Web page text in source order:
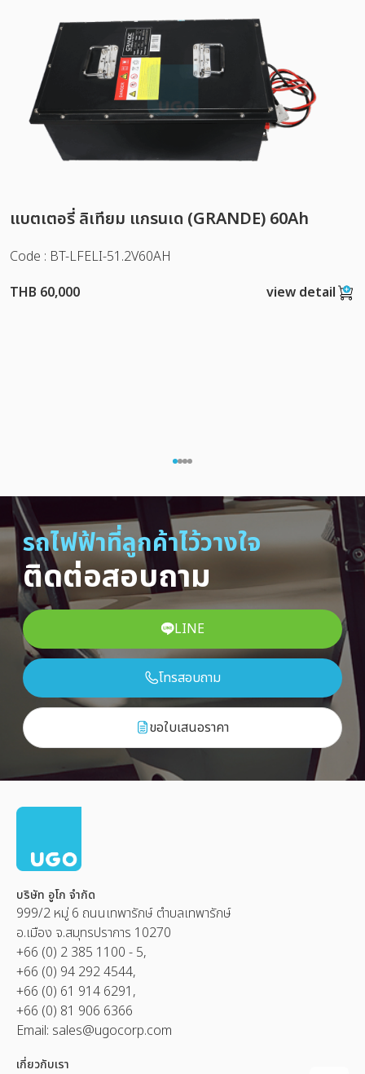
แบตเตอรี่ ลิเทียม แกรนเด (GRANDE) 60Ah
Code : BT-LFELI-51.2V60AH
THB 60,000
view detail
รถไฟฟ้าที่ลูกค้าไว้วางใจ
ติดต่อสอบถาม
LINE
โทรสอบถาม
ขอใบเสนอราคา
บริษัท อูโก จำกัด
999/2 หมู่ 6 ถนนเทพารักษ์ ตำบลเทพารักษ์
อ.เมือง จ.สมุทรปราการ 10270
+66 (0) 2 385 1100 - 5,
+66 (0) 94 292 4544,
+66 (0) 61 914 6291,
+66 (0) 81 906 6366
Email: sales@ugocorp.com
เกี่ยวกับเรา